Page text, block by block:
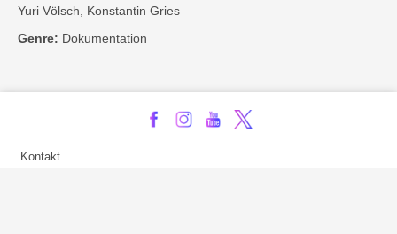
Yuri Völsch, Konstantin Gries
Genre: Dokumentation
Kontakt